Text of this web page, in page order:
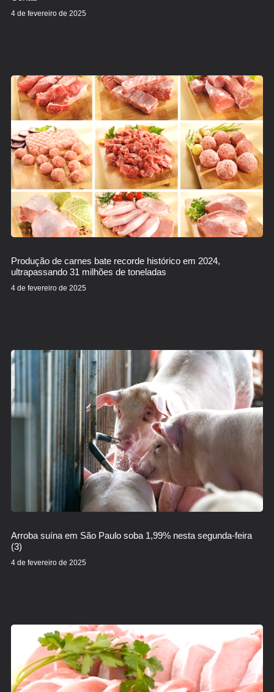
4 de fevereiro de 2025
Produção de carnes bate recorde histórico em 2024,
ultrapassando 31 milhões de toneladas
4 de fevereiro de 2025
Arroba suína em São Paulo soba 1,99% nesta segunda-feira
(3)
4 de fevereiro de 2025